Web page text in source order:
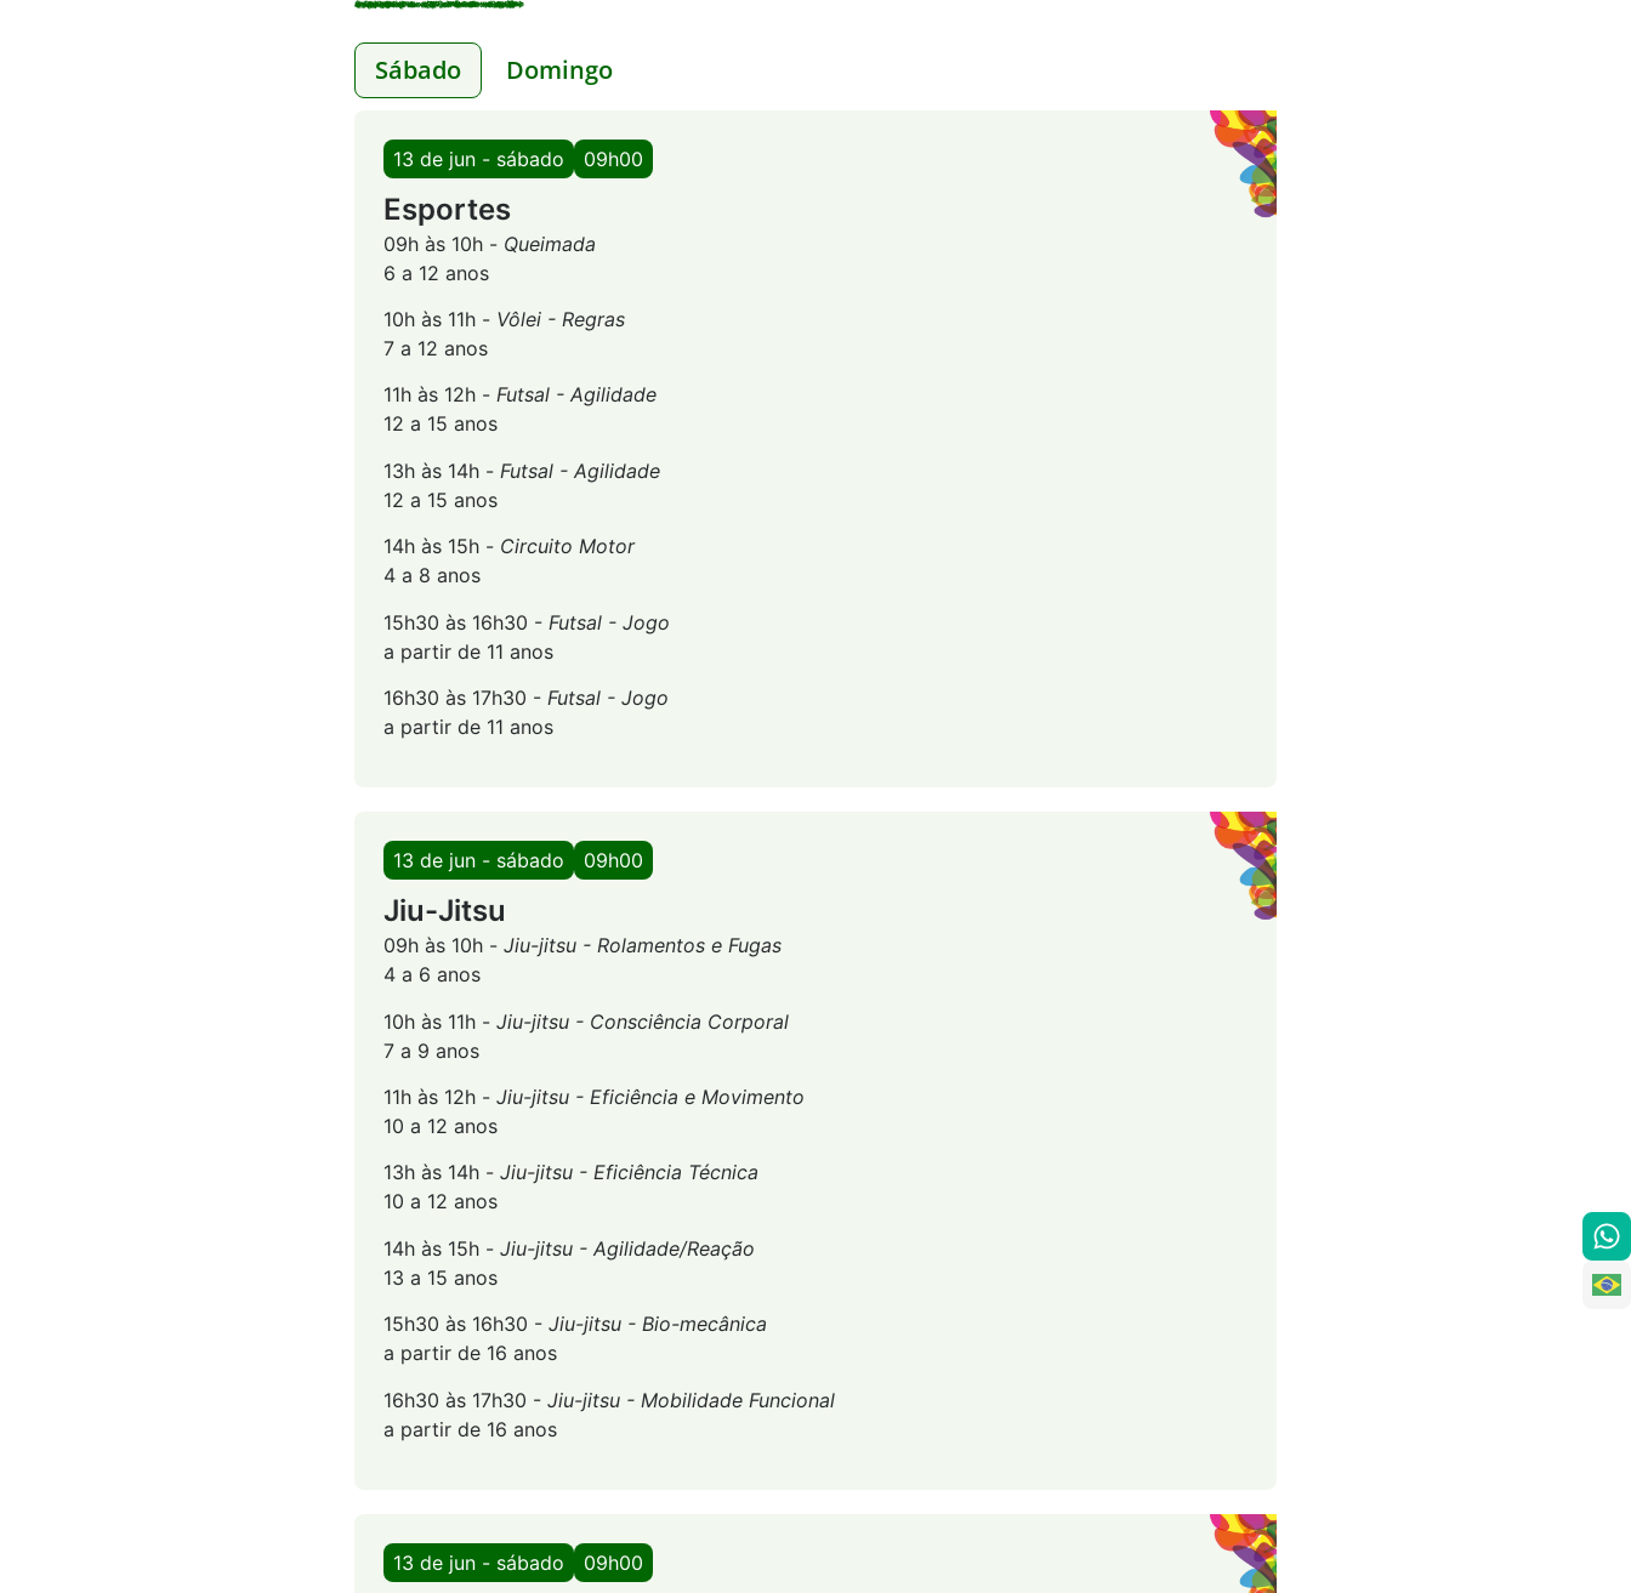
Sábado Domingo
13 de jun - sábado 09h00
Esportes
09h às 10h - Queimada
6 a 12 anos
10h às 11h - Vôlei - Regras
7 a 12 anos
11h às 12h - Futsal - Agilidade
12 a 15 anos
13h às 14h - Futsal - Agilidade
12 a 15 anos
14h às 15h - Circuito Motor
4 a 8 anos
15h30 às 16h30 - Futsal - Jogo
a partir de 11 anos
16h30 às 17h30 - Futsal - Jogo
a partir de 11 anos
13 de jun - sábado 09h00
Jiu-Jitsu
09h às 10h - Jiu-jitsu - Rolamentos e Fugas
4 a 6 anos
10h às 11h - Jiu-jitsu - Consciência Corporal
7 a 9 anos
11h às 12h - Jiu-jitsu - Eficiência e Movimento
10 a 12 anos
13h às 14h - Jiu-jitsu - Eficiência Técnica
10 a 12 anos
14h às 15h - Jiu-jitsu - Agilidade/Reação
13 a 15 anos
15h30 às 16h30 - Jiu-jitsu - Bio-mecânica
a partir de 16 anos
16h30 às 17h30 - Jiu-jitsu - Mobilidade Funcional
a partir de 16 anos
13 de jun - sábado 09h00